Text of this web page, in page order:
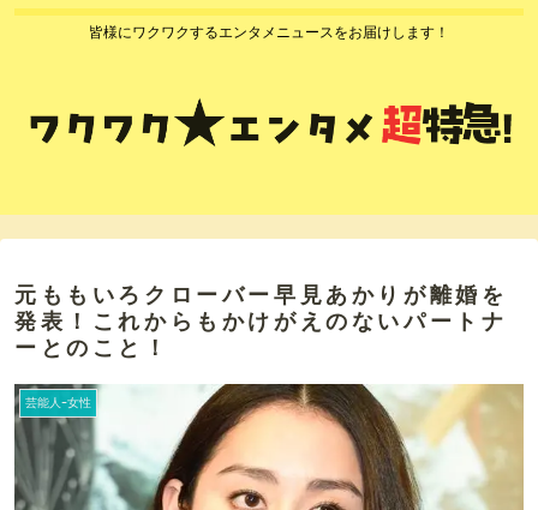
皆様にワクワクするエンタメニュースをお届けします！
元ももいろクローバー早見あかりが離婚を
発表！これからもかけがえのないパートナ
ーとのこと！
芸能人ｰ女性